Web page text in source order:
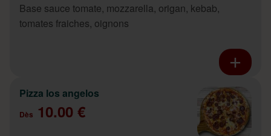
Base sauce tomate, mozzarella, origan, kebab,
tomates fraiches, oignons
Pizza los angelos
Dès 10.00 €